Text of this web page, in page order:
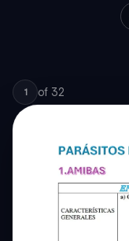
1 of 32